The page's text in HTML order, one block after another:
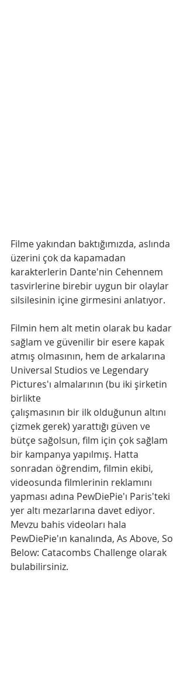
Filme yakından baktığımızda, aslında
üzerini çok da kapamadan
karakterlerin Dante'nin Cehennem
tasvirlerine birebir uygun bir olaylar
silsilesinin içine girmesini anlatıyor.
Filmin hem alt metin olarak bu kadar
sağlam ve güvenilir bir esere kapak
atmış olmasının, hem de arkalarına
Universal Studios ve Legendary
Pictures'ı almalarının (bu iki şirketin
birlikte
çalışmasının bir ilk olduğunun altını
çizmek gerek) yarattığı güven ve
bütçe sağolsun, film için çok sağlam
bir kampanya yapılmış. Hatta
sonradan öğrendim, filmin ekibi,
videosunda filmlerinin reklamını
yapması adına PewDiePie'ı Paris'teki
yer altı mezarlarına davet ediyor.
Mevzu bahis videoları hala
PewDiePie'ın kanalında, As Above, So
Below: Catacombs Challenge olarak
bulabilirsiniz.